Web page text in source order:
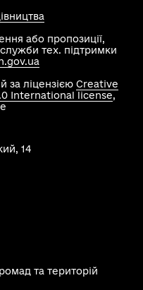
або пропозиції,
тех. підтримки
за ліцензією Creative
International license,
14
та територій